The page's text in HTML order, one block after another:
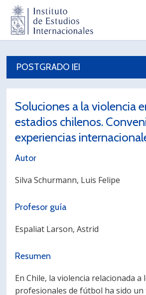
POSTGRADO
INVESTIGACIÓN
PUBLICACIONES
Postulantes
Estudiantes
POSTGRADO IEI
Soluciones a la violencia
estadios chilenos.
experiencias
Autor
Silva Schurmann, Luis Felipe
Profesor guía
Espaliat Larson, Astrid
Resumen
En Chile, la violencia relacionada a
profesionales de fútbol ha sido un